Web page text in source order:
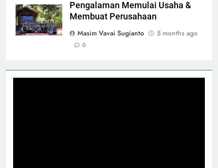
Pengalaman Memulai Usaha &
Membuat Perusahaan
Masim Vavai Sugianto
5 months ago
0